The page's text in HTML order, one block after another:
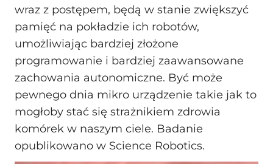
wraz z postępem, będą w stanie zwiększyć
pamięć na pokładzie ich robotów,
umożliwiając bardziej złożone
programowanie i bardziej zaawansowane
zachowania autonomiczne. Być może
pewnego dnia mikro urządzenie takie jak to
mogłoby stać się strażnikiem zdrowia
komórek w naszym ciele. Badanie
opublikowano w Science Robotics.